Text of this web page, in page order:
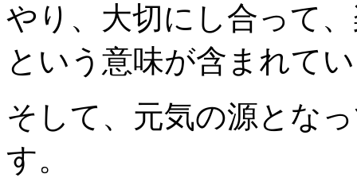
やり、大切にし合って
という意味が含まれて
そして、元気の源とな
す。